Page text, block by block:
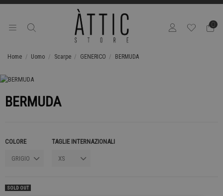
0
Home Uomo Scarpe GENERICO BERMUDA
BERMUDA
COLORE TAGLIE INTERNAZIONALI
SOLD OUT